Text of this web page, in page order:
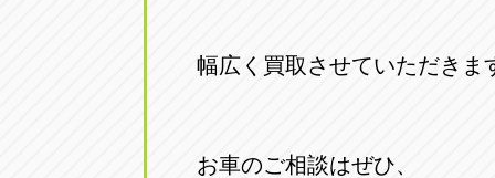
幅広く買取させていただきま
お車のご相談はぜひ、